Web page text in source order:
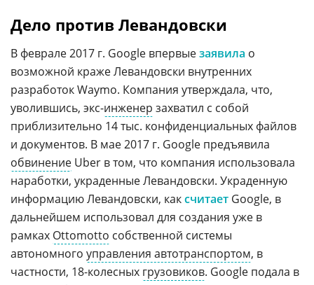
Дело против Левандовски
В феврале 2017 г. Google впервыезаявила о
возможной краже Левандовски внутренних
разработок Waymo. Компания утверждала, что,
уволившись, экс-инженер захватил с собой
приблизительно 14 тыс. конфиденциальных файлов
и документов. В мае 2017 г. Google предъявила
обвинение Uber в том, что компания использовала
наработки, украденные Левандовски. Украденную
информацию Левандовски, каксчитает Google, в
дальнейшем использовал для создания уже в
рамках Ottomotto собственной системы
автономного управления автотранспортом, в
частности, 18-колесных грузовиков. Google подала в